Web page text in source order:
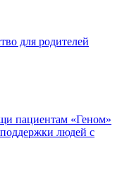
для родителей
пациентам «Геном»
людей с